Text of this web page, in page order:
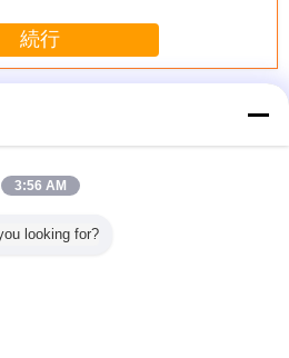
続行
CSA/ANSI
に準拠し
3:56 AM
looking for?